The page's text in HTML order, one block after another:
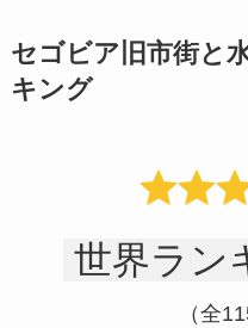
セゴビア旧市街と
キング
世界ラン
（全